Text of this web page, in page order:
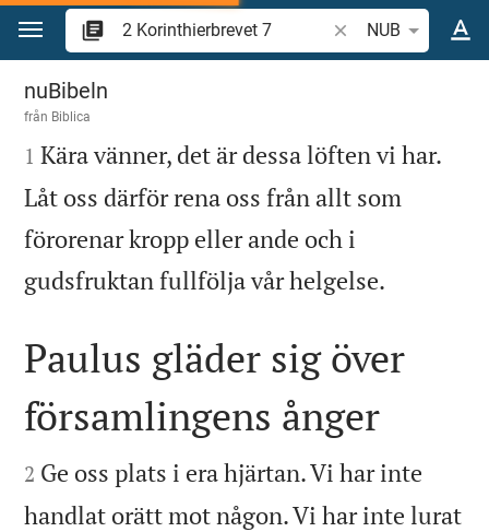
Hoppa till innehåll
Sök bibelvers eller
NUB
2 Korinthierbrevet 7
nuBibeln
från Biblica

1 Kära vänner, det är dessa löften vi har.
Låt oss därför rena oss från allt som
förorenar kropp eller ande och i
gudsfruktan fullfölja vår helgelse.

Paulus gläder sig över
församlingens ånger

2 Ge oss plats i era hjärtan. Vi har inte
handlat orätt mot någon. Vi har inte lurat